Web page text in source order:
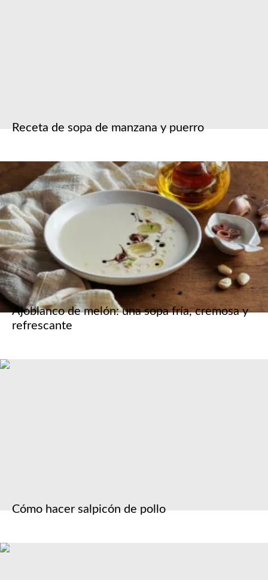
Receta de sopa de manzana y puerro
Ajoblanco de melón: una sopa fría, cremosa y
refrescante
Cómo hacer salpicón de pollo